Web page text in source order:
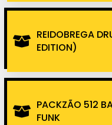
REIDOBREGA
EDITION)
PACKZÃO 512
FUNK